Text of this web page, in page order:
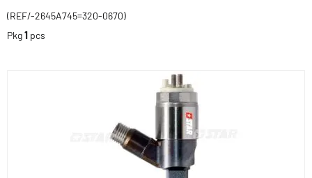
(REF/-2645A745=320-0670)
Pkg1 pcs